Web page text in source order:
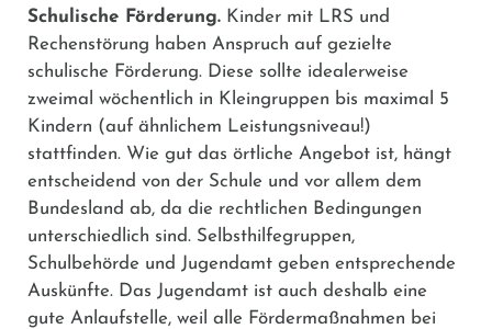
Schulische Förderung. Kinder mit LRS und
Rechenstörung haben Anspruch auf gezielte
schulische Förderung. Diese sollte idealerweise
zweimal wöchentlich in Kleingruppen bis maximal 5
Kindern (auf ähnlichem Leistungsniveau!)
stattfinden. Wie gut das örtliche Angebot ist, hängt
entscheidend von der Schule und vor allem dem
Bundesland ab, da die rechtlichen Bedingungen
unterschiedlich sind. Selbsthilfegruppen,
Schulbehörde und Jugendamt geben entsprechende
Auskünfte. Das Jugendamt ist auch deshalb eine
gute Anlaufstelle, weil alle Fördermaßnahmen bei